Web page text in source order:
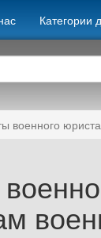
Категории
военного